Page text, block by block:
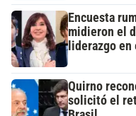
Encuesta
midieron el
liderazgo
Quirno
solicitó el